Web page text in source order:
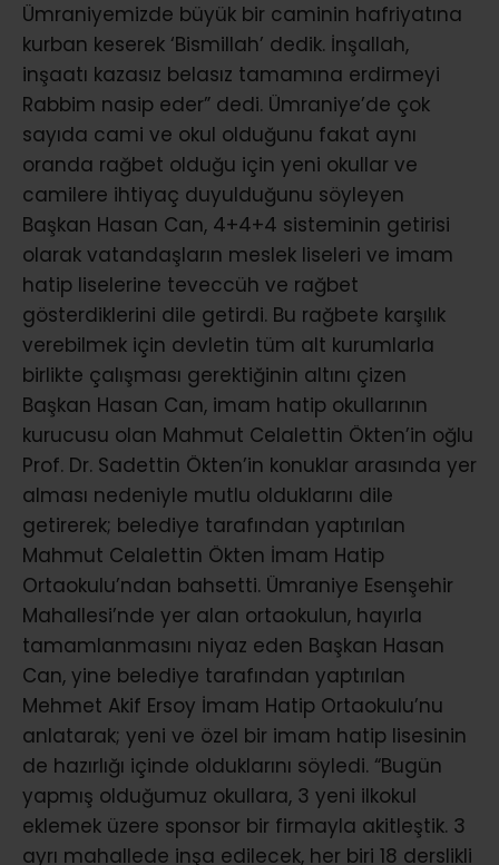
Ümraniyemizde büyük bir caminin hafriyatına
kurban keserek ‘Bismillah’ dedik. İnşallah,
inşaatı kazasız belasız tamamına erdirmeyi
Rabbim nasip eder” dedi. Ümraniye’de çok
sayıda cami ve okul olduğunu fakat aynı
oranda rağbet olduğu için yeni okullar ve
camilere ihtiyaç duyulduğunu söyleyen
Başkan Hasan Can, 4+4+4 sisteminin getirisi
olarak vatandaşların meslek liseleri ve imam
hatip liselerine teveccüh ve rağbet
gösterdiklerini dile getirdi. Bu rağbete karşılık
verebilmek için devletin tüm alt kurumlarla
birlikte çalışması gerektiğinin altını çizen
Başkan Hasan Can, imam hatip okullarının
kurucusu olan Mahmut Celalettin Ökten’in oğlu
Prof. Dr. Sadettin Ökten’in konuklar arasında yer
alması nedeniyle mutlu olduklarını dile
getirerek; belediye tarafından yaptırılan
Mahmut Celalettin Ökten İmam Hatip
Ortaokulu’ndan bahsetti. Ümraniye Esenşehir
Mahallesi’nde yer alan ortaokulun, hayırla
tamamlanmasını niyaz eden Başkan Hasan
Can, yine belediye tarafından yaptırılan
Mehmet Akif Ersoy İmam Hatip Ortaokulu’nu
anlatarak; yeni ve özel bir imam hatip lisesinin
de hazırlığı içinde olduklarını söyledi. “Bugün
yapmış olduğumuz okullara, 3 yeni ilkokul
eklemek üzere sponsor bir firmayla akitleştik. 3
ayrı mahallede inşa edilecek, her biri 18 derslikli